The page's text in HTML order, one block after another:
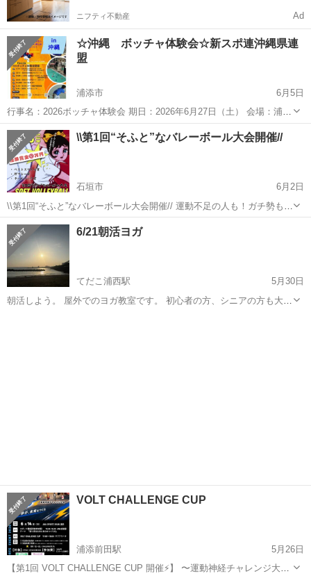
ニフティ不動産 Ad
☆沖縄 ボッチャ体験会☆新スポ連沖縄県連
盟
浦添市
6月5日
行事名：2026ボッチャ体験会 期日：2026年6月27日（土） 会場：浦添
市民体育館（ANAアリーナ） 詳細はこちら↓
https://www.njsf.net/zenkoku/events/event...
沖縄 浦添市 スポーツ ボッチャ
\\第1回“そふと”なバレーボール大会開催//
石垣市
6月2日
\\第1回“そふと”なバレーボール大会開催// 運動不足の人も！ガチ勢も！
みんなでワイワイ楽しめる大会やります🔥 初心者・1人参加も大歓迎✨
小学生〜大人まで！ 友達同士・思い出作り！ チームでも個人でもOK
です ※1...
沖縄 石垣市 スポーツ
6/21朝活ヨガ
てだこ浦西駅
5月30日
朝活しよう。 屋外でのヨガ教室です。 初心者の方、シニアの方も大歓
VOLT CHALLENGE CUP
浦添前田駅
5月26日
【第1回 VOLT CHALLENGE CUP 開催⚡️】 〜運動神経チャレンジ大